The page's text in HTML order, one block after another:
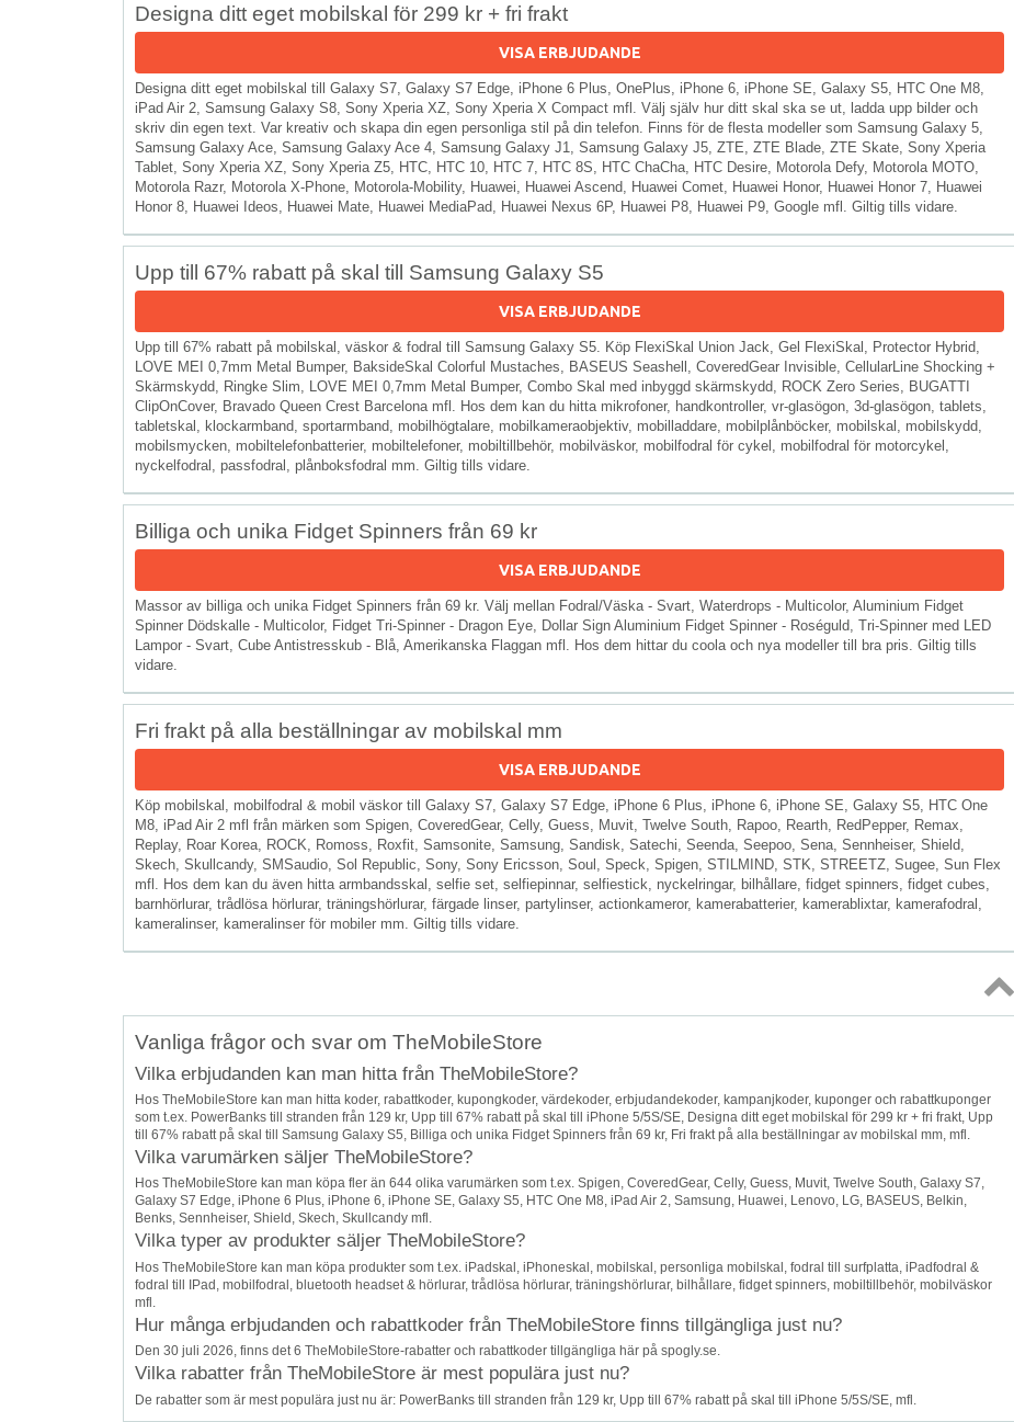
Designa ditt eget mobilskal för 299 kr + fri frakt
VISA ERBJUDANDE
Designa ditt eget mobilskal till Galaxy S7, Galaxy S7 Edge, iPhone 6 Plus, OnePlus, iPhone 6, iPhone SE, Galaxy S5, HTC One M8,
iPad Air 2, Samsung Galaxy S8, Sony Xperia XZ, Sony Xperia X Compact mfl. Välj själv hur ditt skal ska se ut, ladda upp bilder och
skriv din egen text. Var kreativ och skapa din egen personliga stil på din telefon. Finns för de flesta modeller som Samsung Galaxy 5,
Samsung Galaxy Ace, Samsung Galaxy Ace 4, Samsung Galaxy J1, Samsung Galaxy J5, ZTE, ZTE Blade, ZTE Skate, Sony Xperia
Tablet, Sony Xperia XZ, Sony Xperia Z5, HTC, HTC 10, HTC 7, HTC 8S, HTC ChaCha, HTC Desire, Motorola Defy, Motorola MOTO,
Motorola Razr, Motorola X-Phone, Motorola-Mobility, Huawei, Huawei Ascend, Huawei Comet, Huawei Honor, Huawei Honor 7, Huawei
Honor 8, Huawei Ideos, Huawei Mate, Huawei MediaPad, Huawei Nexus 6P, Huawei P8, Huawei P9, Google mfl. Giltig tills vidare.
Upp till 67% rabatt på skal till Samsung Galaxy S5
VISA ERBJUDANDE
Upp till 67% rabatt på mobilskal, väskor & fodral till Samsung Galaxy S5. Köp FlexiSkal Union Jack, Gel FlexiSkal, Protector Hybrid,
LOVE MEI 0,7mm Metal Bumper, BaksideSkal Colorful Mustaches, BASEUS Seashell, CoveredGear Invisible, CellularLine Shocking +
Skärmskydd, Ringke Slim, LOVE MEI 0,7mm Metal Bumper, Combo Skal med inbyggd skärmskydd, ROCK Zero Series, BUGATTI
ClipOnCover, Bravado Queen Crest Barcelona mfl. Hos dem kan du hitta mikrofoner, handkontroller, vr-glasögon, 3d-glasögon, tablets,
tabletskal, klockarmband, sportarmband, mobilhögtalare, mobilkameraobjektiv, mobilladdare, mobilplånböcker, mobilskal, mobilskydd,
mobilsmycken, mobiltelefonbatterier, mobiltelefoner, mobiltillbehör, mobilväskor, mobilfodral för cykel, mobilfodral för motorcykel,
nyckelfodral, passfodral, plånboksfodral mm. Giltig tills vidare.
Billiga och unika Fidget Spinners från 69 kr
VISA ERBJUDANDE
Massor av billiga och unika Fidget Spinners från 69 kr. Välj mellan Fodral/Väska - Svart, Waterdrops - Multicolor, Aluminium Fidget
Spinner Dödskalle - Multicolor, Fidget Tri-Spinner - Dragon Eye, Dollar Sign Aluminium Fidget Spinner - Roséguld, Tri-Spinner med LED
Lampor - Svart, Cube Antistresskub - Blå, Amerikanska Flaggan mfl. Hos dem hittar du coola och nya modeller till bra pris. Giltig tills
vidare.
Fri frakt på alla beställningar av mobilskal mm
VISA ERBJUDANDE
Köp mobilskal, mobilfodral & mobil väskor till Galaxy S7, Galaxy S7 Edge, iPhone 6 Plus, iPhone 6, iPhone SE, Galaxy S5, HTC One
M8, iPad Air 2 mfl från märken som Spigen, CoveredGear, Celly, Guess, Muvit, Twelve South, Rapoo, Rearth, RedPepper, Remax,
Replay, Roar Korea, ROCK, Romoss, Roxfit, Samsonite, Samsung, Sandisk, Satechi, Seenda, Seepoo, Sena, Sennheiser, Shield,
Skech, Skullcandy, SMSaudio, Sol Republic, Sony, Sony Ericsson, Soul, Speck, Spigen, STILMIND, STK, STREETZ, Sugee, Sun Flex
mfl. Hos dem kan du även hitta armbandsskal, selfie set, selfiepinnar, selfiestick, nyckelringar, bilhållare, fidget spinners, fidget cubes,
barnhörlurar, trådlösa hörlurar, träningshörlurar, färgade linser, partylinser, actionkameror, kamerabatterier, kamerablixtar, kamerafodral,
kameralinser, kameralinser för mobiler mm. Giltig tills vidare.
Topp
Vanliga frågor och svar om TheMobileStore
Vilka erbjudanden kan man hitta från TheMobileStore?
Hos TheMobileStore kan man hitta koder, rabattkoder, kupongkoder, värdekoder, erbjudandekoder, kampanjkoder, kuponger och rabattkuponger
som t.ex. PowerBanks till stranden från 129 kr, Upp till 67% rabatt på skal till iPhone 5/5S/SE, Designa ditt eget mobilskal för 299 kr + fri frakt, Upp
till 67% rabatt på skal till Samsung Galaxy S5, Billiga och unika Fidget Spinners från 69 kr, Fri frakt på alla beställningar av mobilskal mm, mfl.
Vilka varumärken säljer TheMobileStore?
Hos TheMobileStore kan man köpa fler än 644 olika varumärken som t.ex. Spigen, CoveredGear, Celly, Guess, Muvit, Twelve South, Galaxy S7,
Galaxy S7 Edge, iPhone 6 Plus, iPhone 6, iPhone SE, Galaxy S5, HTC One M8, iPad Air 2, Samsung, Huawei, Lenovo, LG, BASEUS, Belkin,
Benks, Sennheiser, Shield, Skech, Skullcandy mfl.
Vilka typer av produkter säljer TheMobileStore?
Hos TheMobileStore kan man köpa produkter som t.ex. iPadskal, iPhoneskal, mobilskal, personliga mobilskal, fodral till surfplatta, iPadfodral &
fodral till IPad, mobilfodral, bluetooth headset & hörlurar, trådlösa hörlurar, träningshörlurar, bilhållare, fidget spinners, mobiltillbehör, mobilväskor
mfl.
Hur många erbjudanden och rabattkoder från TheMobileStore finns tillgängliga just nu?
Den 30 juli 2026, finns det 6 TheMobileStore-rabatter och rabattkoder tillgängliga här på spogly.se.
Vilka rabatter från TheMobileStore är mest populära just nu?
De rabatter som är mest populära just nu är: PowerBanks till stranden från 129 kr, Upp till 67% rabatt på skal till iPhone 5/5S/SE, mfl.